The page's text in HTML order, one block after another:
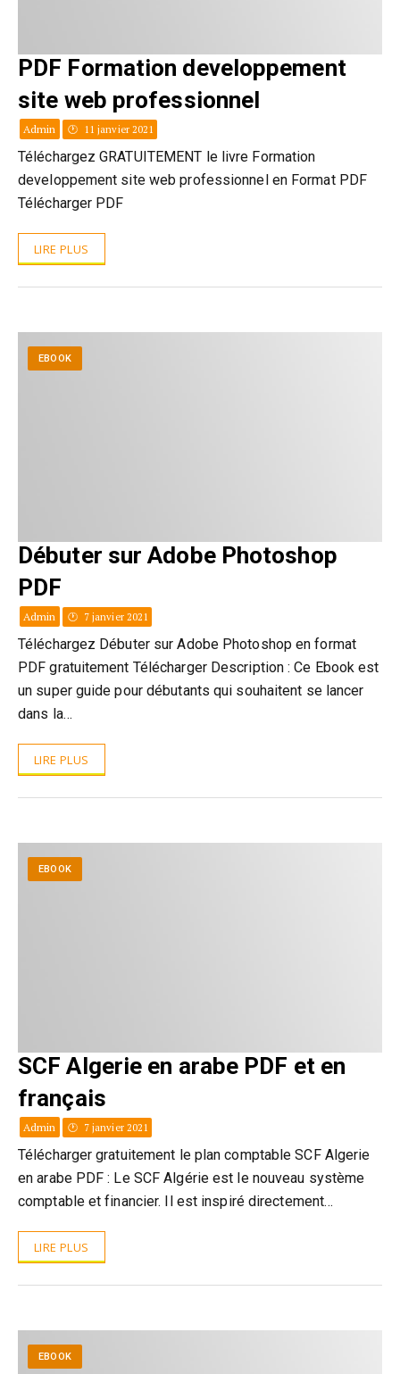
PDF Formation developpement
site web professionnel
Admin 11 janvier 2021
Téléchargez GRATUITEMENT le livre Formation
developpement site web professionnel en Format PDF
Télécharger PDF
LIRE PLUS
EBOOK
Débuter sur Adobe Photoshop
PDF
Admin 7 janvier 2021
Téléchargez Débuter sur Adobe Photoshop en format
PDF gratuitement Télécharger Description : Ce Ebook est
un super guide pour débutants qui souhaitent se lancer
dans la…
LIRE PLUS
EBOOK
SCF Algerie en arabe PDF et en
français
Admin 7 janvier 2021
Télécharger gratuitement le plan comptable SCF Algerie
en arabe PDF : Le SCF Algérie est le nouveau système
comptable et financier. Il est inspiré directement…
LIRE PLUS
EBOOK